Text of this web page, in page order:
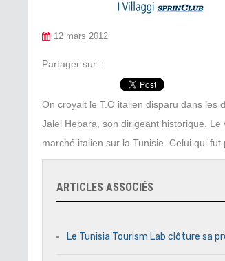
12 mars 2012
Partager sur :
On croyait le T.O italien disparu dans les
Jalel Hebara, son dirigeant historique.
marché italien sur la Tunisie. Celui qui
ARTICLES ASSOCIÉS
Le Tunisia Tourism Lab clôture sa